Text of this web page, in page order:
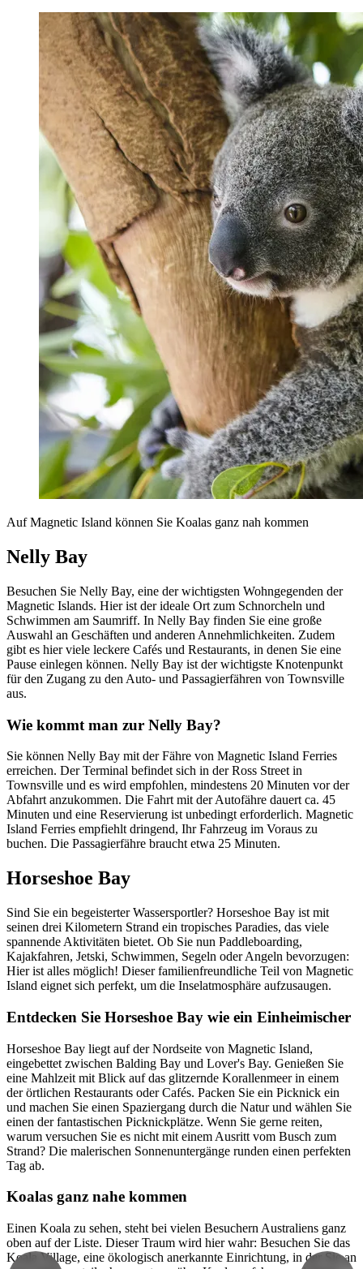
Auf Magnetic Island können Sie Koalas ganz nah kommen
Nelly Bay
Besuchen Sie Nelly Bay, eine der wichtigsten Wohngegenden der
Magnetic Islands. Hier ist der ideale Ort zum Schnorcheln und
Schwimmen am Saumriff. In Nelly Bay finden Sie eine große
Auswahl an Geschäften und anderen Annehmlichkeiten. Zudem
gibt es hier viele leckere Cafés und Restaurants, in denen Sie eine
Pause einlegen können. Nelly Bay ist der wichtigste Knotenpunkt
für den Zugang zu den Auto- und Passagierfähren von Townsville
aus.
Wie kommt man zur Nelly Bay?
Sie können Nelly Bay mit der Fähre von Magnetic Island Ferries
erreichen. Der Terminal befindet sich in der Ross Street in
Townsville und es wird empfohlen, mindestens 20 Minuten vor der
Abfahrt anzukommen. Die Fahrt mit der Autofähre dauert ca. 45
Minuten und eine Reservierung ist unbedingt erforderlich. Magnetic
Island Ferries empfiehlt dringend, Ihr Fahrzeug im Voraus zu
buchen. Die Passagierfähre braucht etwa 25 Minuten.
Horseshoe Bay
Sind Sie ein begeisterter Wassersportler? Horseshoe Bay ist mit
seinen drei Kilometern Strand ein tropisches Paradies, das viele
spannende Aktivitäten bietet. Ob Sie nun Paddleboarding,
Kajakfahren, Jetski, Schwimmen, Segeln oder Angeln bevorzugen:
Hier ist alles möglich! Dieser familienfreundliche Teil von Magnetic
Island eignet sich perfekt, um die Inselatmosphäre aufzusaugen.
Entdecken Sie Horseshoe Bay wie ein Einheimischer
Horseshoe Bay liegt auf der Nordseite von Magnetic Island,
eingebettet zwischen Balding Bay und Lover's Bay. Genießen Sie
eine Mahlzeit mit Blick auf das glitzernde Korallenmeer in einem
der örtlichen Restaurants oder Cafés. Packen Sie ein Picknick ein
und machen Sie einen Spaziergang durch die Natur und wählen Sie
einen der fantastischen Picknickplätze. Wenn Sie gerne reiten,
warum versuchen Sie es nicht mit einem Ausritt vom Busch zum
Strand? Die malerischen Sonnenuntergänge runden einen perfekten
Tag ab.
Koalas ganz nahe kommen
Einen Koala zu sehen, steht bei vielen Besuchern Australiens ganz
oben auf der Liste. Dieser Traum wird hier wahr: Besuchen Sie das
Koala Village, eine ökologisch anerkannte Einrichtung, in der Sie an